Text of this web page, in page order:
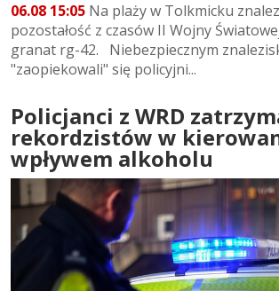
06.08 15:05 Na plaży w Tolkmicku
pozostałość z czasów II Wojny
granat rg-42. Niebezpiecznym
"zaopiekowali" się policyjni...
Policjanci z WRD
rekordzistów w
wpływem alkoholu